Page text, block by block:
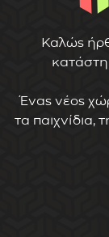
Καλώς
Ένας νέος
τα παιχνίδια,